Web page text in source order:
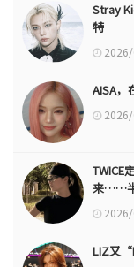
Stray
特
AISA
TWICE
来……
LIZ又